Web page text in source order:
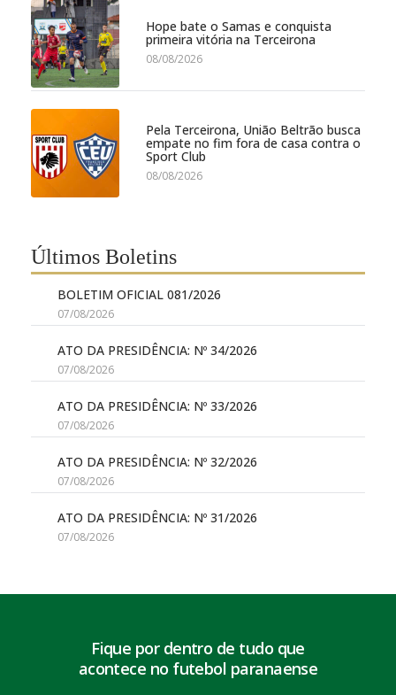
Hope bate o Samas e conquista
primeira vitória na Terceirona
08/08/2026
Pela Terceirona, União Beltrão busca
empate no fim fora de casa contra o
Sport Club
08/08/2026
Últimos Boletins
BOLETIM OFICIAL 081/2026
07/08/2026
ATO DA PRESIDÊNCIA: Nº 34/2026
07/08/2026
ATO DA PRESIDÊNCIA: Nº 33/2026
07/08/2026
ATO DA PRESIDÊNCIA: Nº 32/2026
07/08/2026
ATO DA PRESIDÊNCIA: Nº 31/2026
07/08/2026
Fique por dentro de tudo que
acontece no futebol paranaense